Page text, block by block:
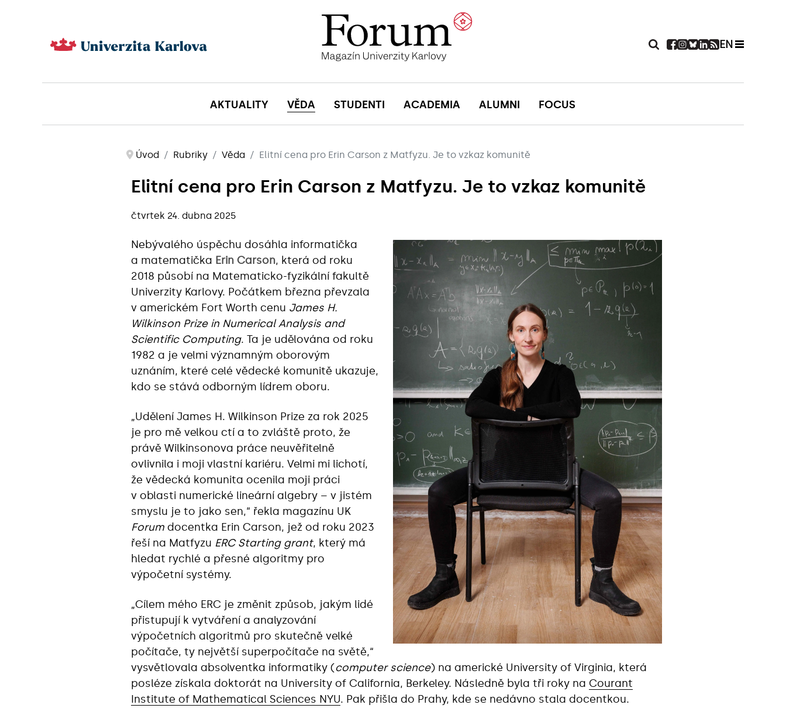
EN
AKTUALITY VĚDA STUDENTI ACADEMIA ALUMNI FOCUS
Úvod Rubriky Věda Elitní cena pro Erin Carson z Matfyzu. Je to vzkaz komunitě
Elitní cena pro Erin Carson z Matfyzu. Je to vzkaz komunitě
čtvrtek 24. dubna 2025
Nebývalého úspěchu dosáhla informatička
a matematička Erin Carson, která od roku
2018 působí na Matematicko-fyzikální fakultě
Univerzity Karlovy. Počátkem března převzala
v americkém Fort Worth cenu James H.
Wilkinson Prize in Numerical Analysis and
Scientific Computing. Ta je udělována od roku
1982 a je velmi významným oborovým
uznáním, které celé vědecké komunitě ukazuje,
kdo se stává odborným lídrem oboru.
„Udělení James H. Wilkinson Prize za rok 2025
je pro mě velkou ctí a to zvláště proto, že
právě Wilkinsonova práce neuvěřitelně
ovlivnila i moji vlastní kariéru. Velmi mi lichotí,
že vědecká komunita ocenila moji práci
v oblasti numerické lineární algebry – v jistém
smyslu je to jako sen,“ řekla magazínu UK
Forum docentka Erin Carson, jež od roku 2023
řeší na Matfyzu ERC Starting grant, který má
hledat rychlé a přesné algoritmy pro
výpočetní systémy.
„Cílem mého ERC je změnit způsob, jakým lidé
přistupují k vytváření a analyzování
výpočetních algoritmů pro skutečně velké
počítače, ty největší superpočítače na světě,“
vysvětlovala absolventka informatiky (computer science) na americké University of Virginia, která
posléze získala doktorát na University of California, Berkeley. Následně byla tři roky na Courant
Institute of Mathematical Sciences NYU. Pak přišla do Prahy, kde se nedávno stala docentkou.